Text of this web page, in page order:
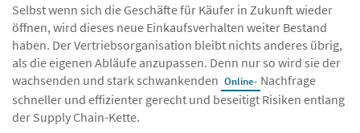
Selbst wenn sich die Geschäfte für Käufer in Zukunft wieder
öffnen, wird dieses neue Einkaufsverhalten weiter Bestand
haben. Der Vertriebsorganisation bleibt nichts anderes übrig,
als die eigenen Abläufe anzupassen. Denn nur so wird sie der
wachsenden und stark schwankenden Online- Nachfrage
schneller und effizienter gerecht und beseitigt Risiken entlang
der Supply Chain-Kette.